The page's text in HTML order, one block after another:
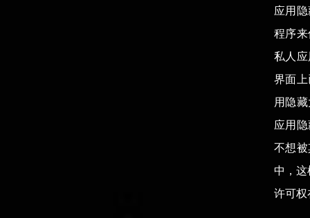
应用
程序
私人
界面
用隐
应用
不想
中，
许可权